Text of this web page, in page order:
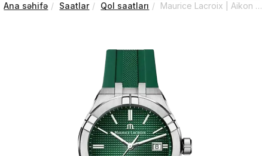
Ana səhifə Saatlar Qol saatları Maurice Lacroix | Aikon | Automatic | AI6008-SS000-630-5